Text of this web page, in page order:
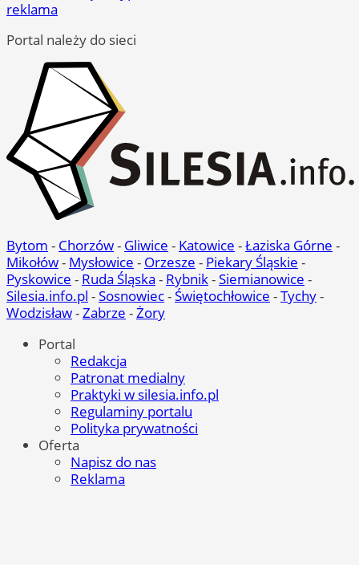
reklama
Portal należy do sieci
Bytom - Chorzów- Gliwice - Katowice -Łaziska Górne -
Mikołów- Mysłowice - Orzesze - Piekary Śląskie -
Pyskowice - Ruda Śląska - Rybnik-Siemianowice -
Silesia.info.pl -Sosnowiec-Świętochłowice -Tychy-
Wodzisław-Zabrze -Żory
Portal
Redakcja
Patronat medialny
Praktyki w silesia.info.pl
Regulaminy portalu
Polityka prywatności
Oferta
Napisz do nas
Reklama